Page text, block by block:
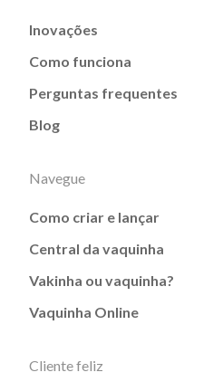
Inovações
Como funciona
Perguntas frequentes
Blog
Navegue
Como criar e lançar
Central da vaquinha
Vakinha ou vaquinha?
Vaquinha Online
Cliente feliz